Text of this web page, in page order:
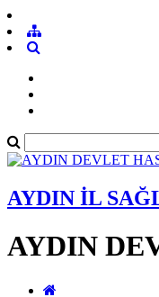
AYDIN İL
AYDIN